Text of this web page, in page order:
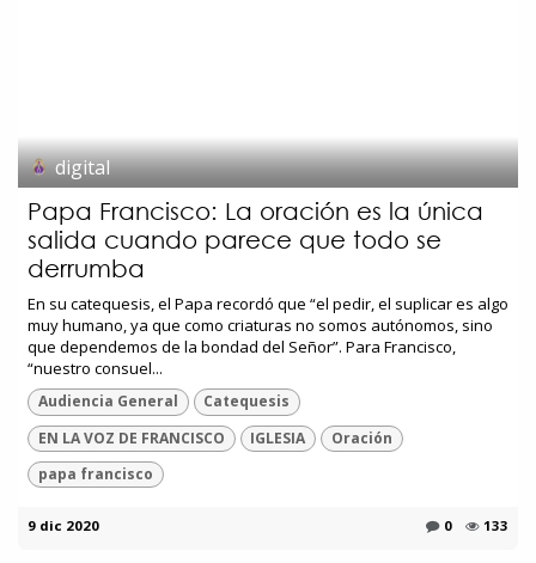
digital
Papa Francisco: La oración es la única
salida cuando parece que todo se
derrumba
En su catequesis, el Papa recordó que “el pedir, el suplicar es algo
muy humano, ya que como criaturas no somos autónomos, sino
que dependemos de la bondad del Señor”. Para Francisco,
“nuestro consuel...
Audiencia General
Catequesis
EN LA VOZ DE FRANCISCO
IGLESIA
Oración
papa francisco
9 dic 2020 0 133